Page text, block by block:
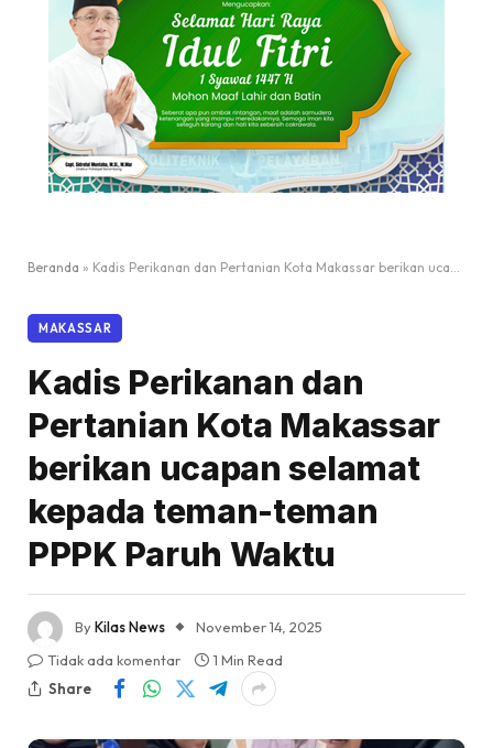
Beranda » Kadis Perikanan dan Pertanian Kota Makassar berikan ucapan selamat kepada teman-teman PPPK Paruh Waktu
MAKASSAR
Kadis Perikanan dan
Pertanian Kota Makassar
berikan ucapan selamat
kepada teman-teman
PPPK Paruh Waktu
ByKilas News
November 14, 2025
Tidak ada komentar
1 Min Read
Share